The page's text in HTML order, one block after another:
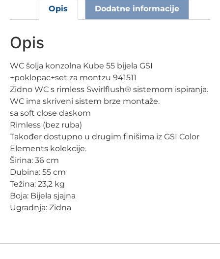
Opis Dodatne informacije
Opis
WC šolja konzolna Kube 55 bijela GSI
+poklopac+set za montzu 941511
Zidno WC s rimless Swirlflush® sistemom ispiranja.
WC ima skriveni sistem brze montaže.
sa soft close daskom
Rimless (bez ruba)
Također dostupno u drugim finišima iz GSI Color
Elements kolekcije.
Širina: 36 cm
Dubina: 55 cm
Težina: 23,2 kg
Boja: Bijela sjajna
Ugradnja: Zidna